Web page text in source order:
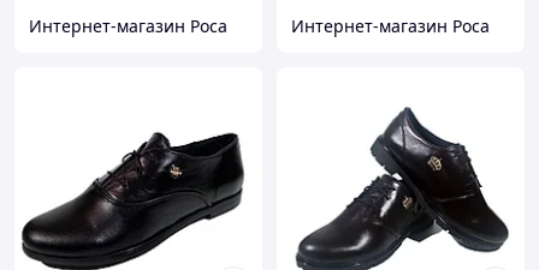
Интернет-магазин Роса Интернет-магазин Роса